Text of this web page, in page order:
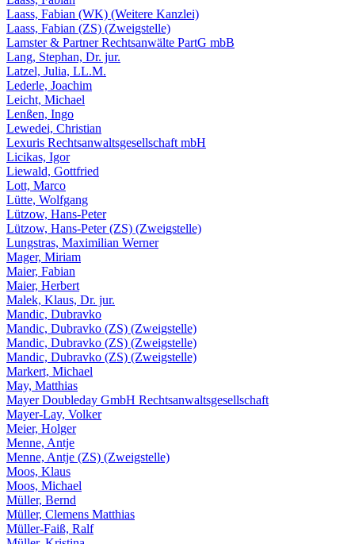
Laass, Fabian (WK) (Weitere Kanzlei)
Laass, Fabian (ZS) (Zweigstelle)
Lamster & Partner Rechtsanwälte PartG mbB
Lang, Stephan, Dr. jur.
Latzel, Julia, LL.M.
Lederle, Joachim
Leicht, Michael
Lenßen, Ingo
Lewedei, Christian
Lexuris Rechtsanwaltsgesellschaft mbH
Licikas, Igor
Liewald, Gottfried
Lott, Marco
Lütte, Wolfgang
Lützow, Hans-Peter
Lützow, Hans-Peter (ZS) (Zweigstelle)
Lungstras, Maximilian Werner
Mager, Miriam
Maier, Fabian
Maier, Herbert
Malek, Klaus, Dr. jur.
Mandic, Dubravko
Mandic, Dubravko (ZS) (Zweigstelle)
Mandic, Dubravko (ZS) (Zweigstelle)
Mandic, Dubravko (ZS) (Zweigstelle)
Markert, Michael
May, Matthias
Mayer Doubleday GmbH Rechtsanwaltsgesellschaft
Mayer-Lay, Volker
Meier, Holger
Menne, Antje
Menne, Antje (ZS) (Zweigstelle)
Moos, Klaus
Moos, Michael
Müller, Bernd
Müller, Clemens Matthias
Müller-Faiß, Ralf